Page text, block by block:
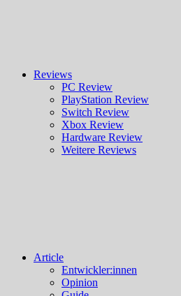
Reviews
PC Review
PlayStation Review
Switch Review
Xbox Review
Hardware Review
Weitere Reviews
Article
Entwickler:innen
Opinion